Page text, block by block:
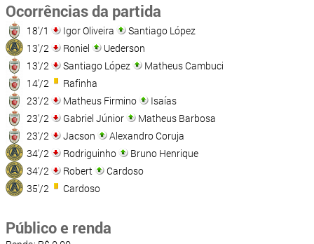
Ocorrências da partida
18'/1 Igor Oliveira
Santiago López
13'/2
Roniel
Uederson
13'/2
Santiago López
Matheus Cambuci
14'/2
Rafinha
23'/2
Matheus Firmino
Isaías
23'/2
Gabriel Júnior
Matheus Barbosa
23'/2
Jacson
Alexandro Coruja
34'/2
Rodriguinho
Bruno Henrique
34'/2
Robert
Cardoso
35'/2
Cardoso
Público e renda